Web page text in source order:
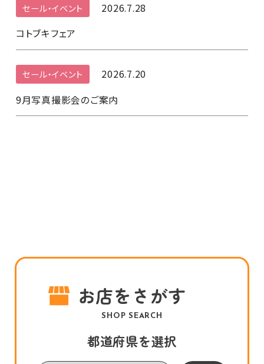
セール・イベント
2026.7.28
コトブキフェア
セール・イベント
2026.7.20
9月写真撮影会のご案内
お店をさがす
SHOP SEARCH
都道府県を選択